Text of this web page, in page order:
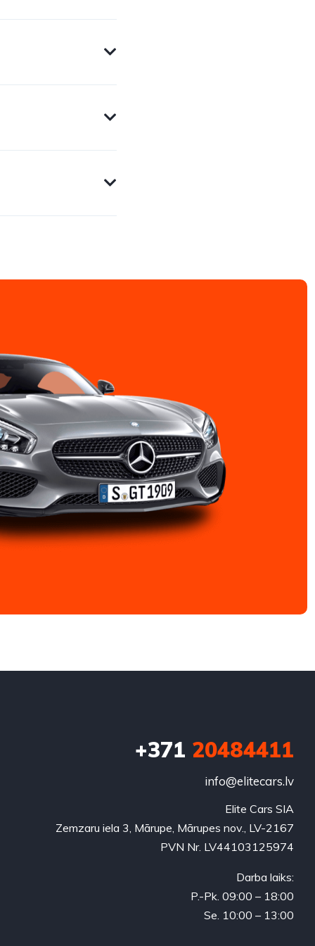
+371 20484411
info@elitecars.lv
Elite Cars SIA
Zemzaru iela 3, Mārupe, Mārupes nov., LV-2167
PVN Nr. LV44103125974
Darba laiks:
P.-Pk. 09:00 – 18:00
Se. 10:00 – 13:00